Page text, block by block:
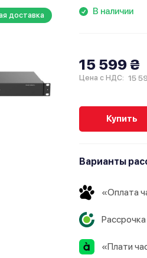
доставка В наличии
15 599 ₴
Цена с НДС: 15
Купить
Варианты
«Оплата
«Плати